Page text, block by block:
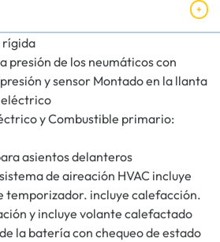
rígida
presión de los neumáticos con
y sensor Montado en la llanta
eléctrico
y Combustible primario:
asientos delanteros
de aireación HVAC incluye
temporizador. incluye calefacción.
y incluye volante calefactado
la batería con chequeo de estado